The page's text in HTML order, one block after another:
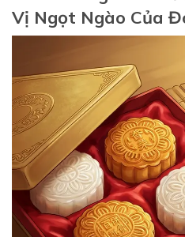
Vị Ngọt Ngào Của